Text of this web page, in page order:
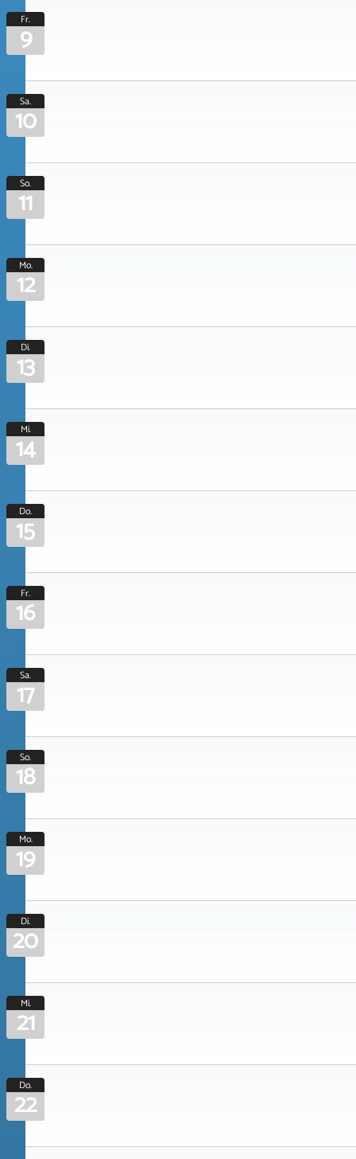
Fr.
9
Sa.
10
So.
11
Mo.
12
Di.
13
Mi.
14
Do.
15
Fr.
16
Sa.
17
So.
18
Mo.
19
Di.
20
Mi.
21
Do.
22